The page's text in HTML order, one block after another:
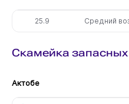
25.9 Средний
Скамейка запасных
Актобе